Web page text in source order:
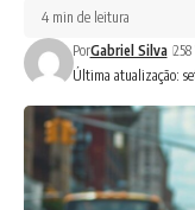
Última atualização:
PorGabriel Silva
4 min de leitura